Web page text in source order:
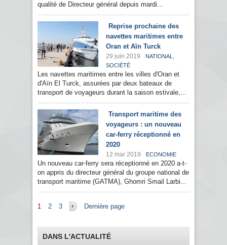
qualité de Directeur général depuis mardi...
Reprise prochaine des
navettes maritimes entre
Oran et Aïn Turck
29 juin 2019 NATIONAL ,
SOCIÉTÉ
Les navettes maritimes entre les villes d'Oran et
d'Aïn El Turck, assurées par deux bateaux de
transport de voyageurs durant la saison estivale,...
Transport maritime des
voyageurs : un nouveau
car-ferry réceptionné en
2020
12 mar 2019 ECONOMIE
Un nouveau car-ferry sera réceptionné en 2020 a-t-
on appris du directeur général du groupe national de
transport maritime (GATMA), Ghomri Smail Larbi...
Pages
1 2 3 Dernière page
DANS L'ACTUALITÉ